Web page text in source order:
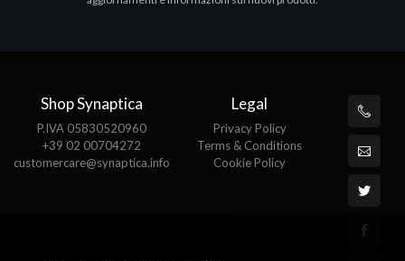
Shop Synaptica
P.IVA 05830520960
+39 02 00704272
customercare@synaptica.info
Legal
Privacy Policy
Terms & Conditions
Cookie Policy